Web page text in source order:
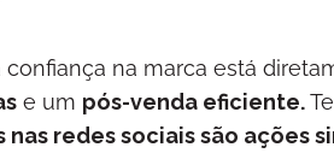
confiança na marca está
e um pós-venda eficiente.
nas redes sociais são ações